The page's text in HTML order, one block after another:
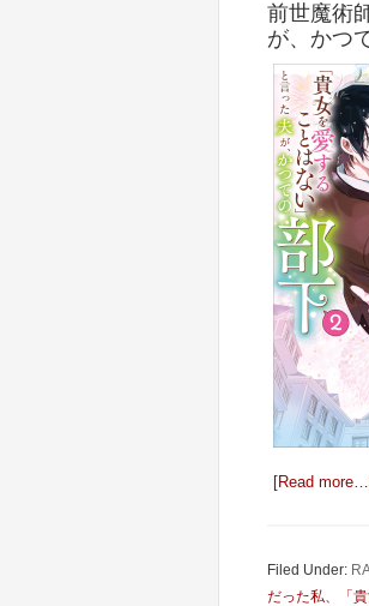
前世魔術
が、かつ
[Read
Filed Under:
だった私、「